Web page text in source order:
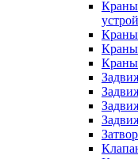
Краны
Краны
Краны